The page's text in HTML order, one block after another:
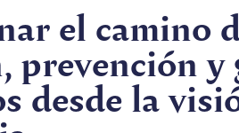
el camino
prevención y
desde la